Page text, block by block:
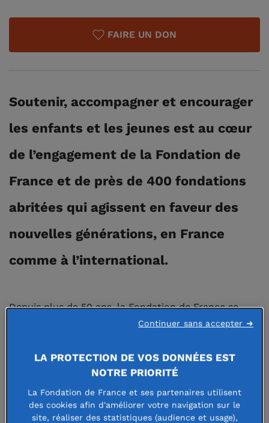
FAIRE UN DON
Soutenir, accompagner et encourager
les enfants et les jeunes est au cœur
de l’engagement de la Fondation de
France et de près de 400 fondations
abritées qui agissent en faveur des
nouvelles générations, en France
comme à l’international.
Depuis plus de 50 ans, la Fondation de France se
mobilise pour aider les enfants et les jeunes à
l’avenir.
Pour développer des solutions efficaces et durables,
la Fondation de France et les fondations abritées
LA PROTECTION DE VOS DONNÉES EST
NOTRE PRIORITÉ
La Fondation de France et ses partenaires utilisent
des cookies afin d'améliorer votre navigation sur le
site, réaliser des statistiques (audience et usage),
Continuer sans accepter ➜